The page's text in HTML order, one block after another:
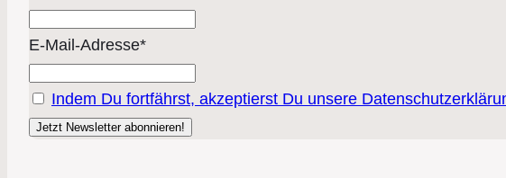
E-Mail-Adresse*
Indem Du fortfährst, akzeptierst Du unsere